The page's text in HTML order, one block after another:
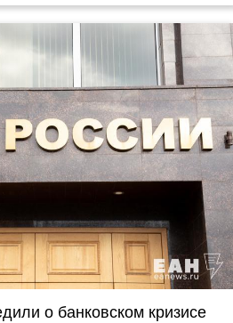
о банковском кризисе